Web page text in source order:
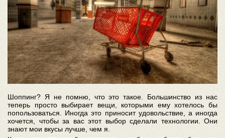
Шоппинг? Я не помню, что это такое. Большинство из нас
теперь просто выбирает вещи, которыми ему хотелось бы
попользоваться. Иногда это приносит удовольствие, а иногда
хочется, чтобы за вас этот выбор сделали технологии. Они
знают мои вкусы лучше, чем я.